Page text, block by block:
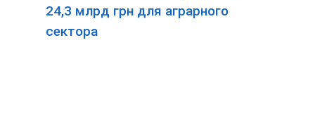
24,3 млрд грн для аграрного
сектора